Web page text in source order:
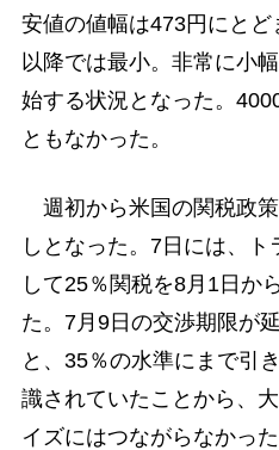
安値の値幅は473円にと
以降では最小。非常に小
始する状況となった。
ともなかった。
週初から米国の関税政
しとなった。7日には、
して25％関税を8月1日か
た。7月9日の交渉期限が
と、35％の水準にまで引
識されていたことから、
イズにはつながらなかっ